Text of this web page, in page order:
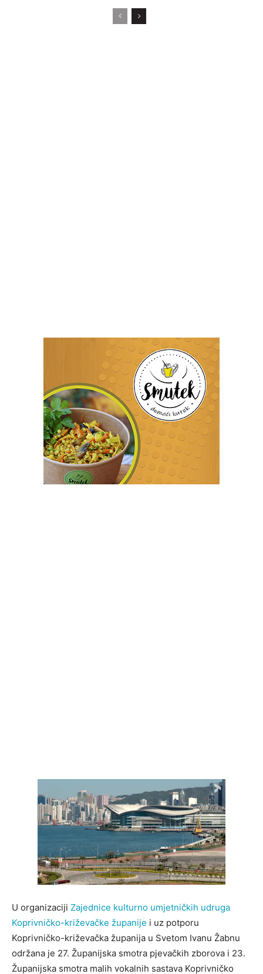
U organizaciji Zajednice kulturno umjetničkih udruga
Koprivničko-križevačke županije i uz potporu
Koprivničko-križevačka županija u Svetom Ivanu Žabnu
održana je 27. Županijska smotra pjevačkih zborova i 23.
Županijska smotra malih vokalnih sastava Koprivničko